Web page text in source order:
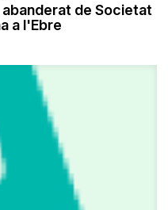
de Societat
a l'Ebre